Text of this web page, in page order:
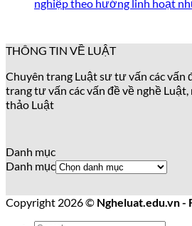
nghiệp theo hướng linh hoạt
THÔNG TIN VỀ LUẬT
Chuyên trang Luật sư tư vấn các vấn
trang tư vấn các vấn đề về nghề
thảo Luật
Danh mục
Danh mục
Copyright 2026 © Ngheluat.edu.vn -